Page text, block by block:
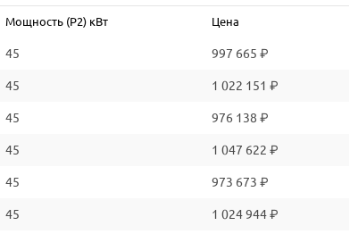
Мощность (P2) кВт Цена
45 997 665 ₽
45 1 022 151 ₽
45 976 138 ₽
45 1 047 622 ₽
45 973 673 ₽
45 1 024 944 ₽